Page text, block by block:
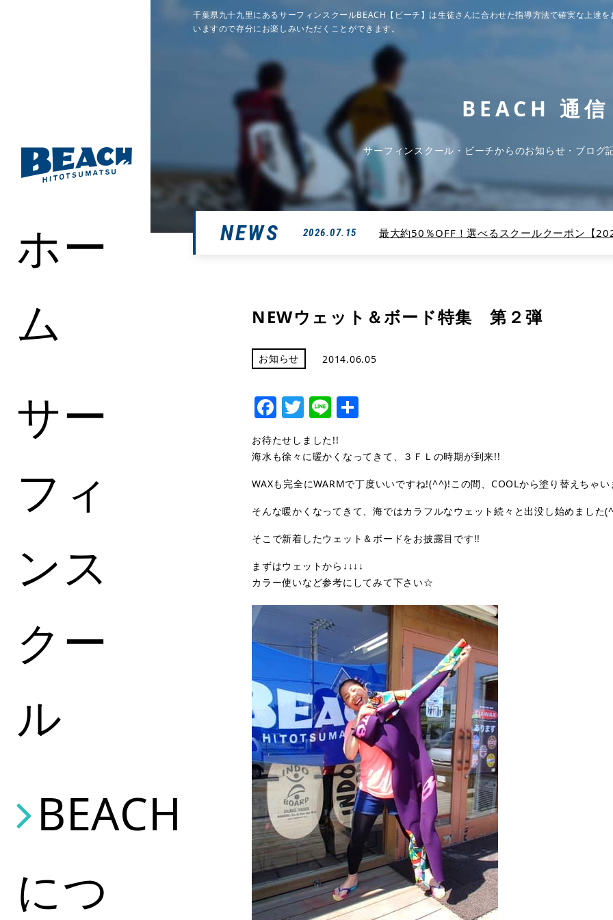
ホー
ム
サー
フィ
ンス
クー
ル
BEACH
につ
千葉県九十九里にあるサーフィンスクールBEACH【ビーチ】は生徒さんに合わせた指導方法で確実な上達
いますので存分にお楽しみいただくことができます。
BEACH 通信
サーフィンスクール・ビーチからのお知らせ・ブログ
NEWS 2026.07.15 最大約50％OFF！選べるスクールクーポン【
NEWウェット＆ボード特集 第２弾
お知らせ 2014.06.05
Facebook
Twitter
Line
お待たせしました!!
海水も徐々に暖かくなってきて、３ＦＬの時期が到来!!
WAXも完全にWARMで丁度いいですね!(^^)!この間、COOLから塗り替えちゃい
そんな暖かくなってきて、海ではカラフルなウェット続々と出没し始めました
そこで新着したウェット＆ボードをお披露目です!!
まずはウェットから↓↓↓↓
カラー使いなど参考にしてみて下さい☆